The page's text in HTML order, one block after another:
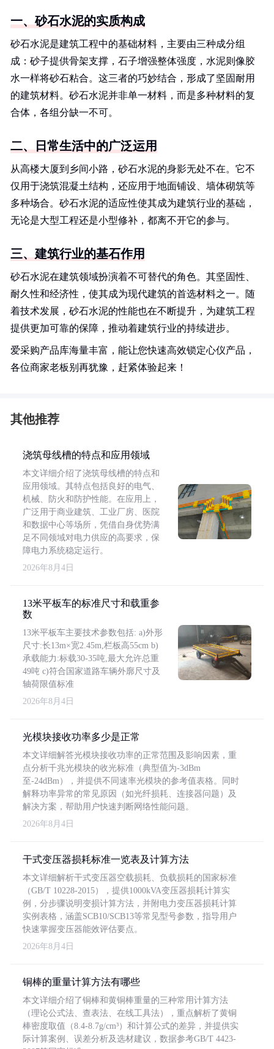
一、砂石水泥的实质构成
砂石水泥是建筑工程中的基础材料，主要由三种成分组
成：砂子提供骨架支撑，石子增强整体强度，水泥则像胶
水一样将砂石粘合。这三者的巧妙结合，形成了坚固耐用
的建筑材料。砂石水泥并非单一材料，而是多种材料的复
合体，各组分缺一不可。
二、日常生活中的广泛运用
从高楼大厦到乡间小路，砂石水泥的身影无处不在。它不
仅用于浇筑混凝土结构，还应用于地面铺设、墙体砌筑等
多种场合。砂石水泥的适应性使其成为建筑行业的基础，
无论是大型工程还是小型修补，都离不开它的参与。
三、建筑行业的基石作用
砂石水泥在建筑领域扮演着不可替代的角色。其坚固性、
耐久性和经济性，使其成为现代建筑的首选材料之一。随
着技术发展，砂石水泥的性能也在不断提升，为建筑工程
提供更加可靠的保障，推动着建筑行业的持续进步。
爱采购产品库海量丰富，能让您快速高效锁定心仪产品，
各位商家老板别再犹豫，赶紧体验起来！
其他推荐
浇筑母线槽的特点和应用领域
本文详细介绍了浇筑母线槽的特点和
应用领域。其特点包括良好的电气、
机械、防火和防护性能。在应用上，
广泛用于商业建筑、工业厂房、医院
和数据中心等场所，凭借自身优势满
足不同领域对电力供应的高要求，保
障电力系统稳定运行。
2026年8月4日
13米平板车的标准尺寸和载重参
数
13米平板车主要技术参数包括: a)外形
尺寸:长13m×宽2.45m,栏板高55cm b)
承载能力:标载30-35吨,最大允许总重
49吨 c)符合国家道路车辆外廓尺寸及
轴荷限值标准
2026年8月4日
光模块接收功率多少是正常
本文详细解答光模块接收功率的正常范围及影响因素，重
点分析千兆光模块的收光标准（典型值为-3dBm
至-24dBm），并提供不同速率光模块的参考值表格。同时
解释功率异常的常见原因（如光纤损耗、连接器问题）及
解决方案，帮助用户快速判断网络性能问题。
2026年8月4日
干式变压器损耗标准一览表及计算方法
本文详细解析干式变压器空载损耗、负载损耗的国家标准
（GB/T 10228-2015），提供1000kVA变压器损耗计算实
例，分步骤说明变损计算方法，并附电力变压器损耗计算
实例表格，涵盖SCB10/SCB13等常见型号参数，指导用户
快速掌握变压器能效评估要点。
2026年8月4日
铜棒的重量计算方法有哪些
本文详细介绍了铜棒和黄铜棒重量的三种常用计算方法
（理论公式法、查表法、在线工具法），重点解析了黄铜
棒密度取值（8.4-8.7g/cm³）和计算公式的差异，并提供实
际计算案例、误差分析及选材建议，数据参考GB/T 4423-